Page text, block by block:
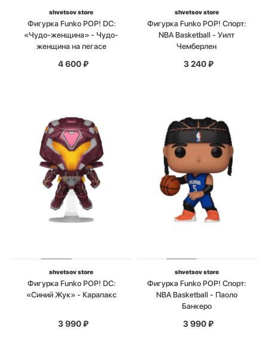
shvetsov store
Фигурка Funko POP! DC:
«Чудо-женщина» - Чудо-
женщина на пегасе
4 600₽
shvetsov store
Фигурка Funko POP! Спорт:
NBA Basketball - Уилт
Чемберлен
3 240₽
shvetsov store
Фигурка Funko POP! DC:
«Синий Жук» - Карапакс
3 990₽
shvetsov store
Фигурка Funko POP! Спорт:
NBA Basketball - Паоло
Банкеро
3 990₽